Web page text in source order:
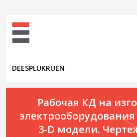
DEESPLUKRUEN
Рабочая КД на
3-D модели.